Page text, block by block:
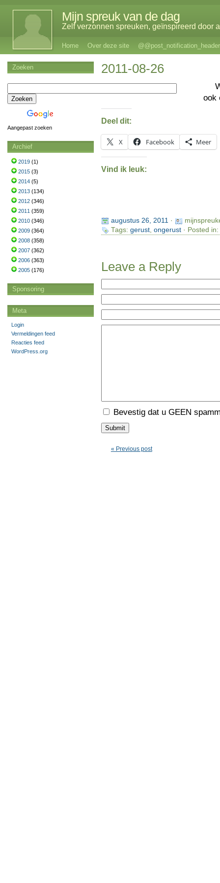
Mijn spreuk van de dag
Zelf verzonnen spreuken, geïnspireerd door
Home Over deze site @@post_notification_header
2011-08-26
ook
Deel dit:
X Facebook Meer
Vind ik leuk:
augustus 26, 2011·
Tags: gerust, ongerust· Posted in:
Leave a Reply
Bevestig dat u GEEN
« Previous post
Zoeken
Aangepast zoeken
Archief
2019 (1)
2015 (3)
2014 (5)
2013 (134)
2012 (346)
2011 (359)
2010 (346)
2009 (364)
2008 (358)
2007 (362)
2006 (363)
2005 (176)
Sponsoring
Meta
Login
Vermeldingen feed
Reacties feed
WordPress.org